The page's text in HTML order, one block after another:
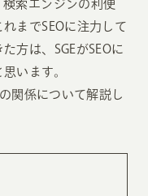
索エンジンの利便
までSEOに注力して
方は、SGEがSEOに
います。
関係について解説し